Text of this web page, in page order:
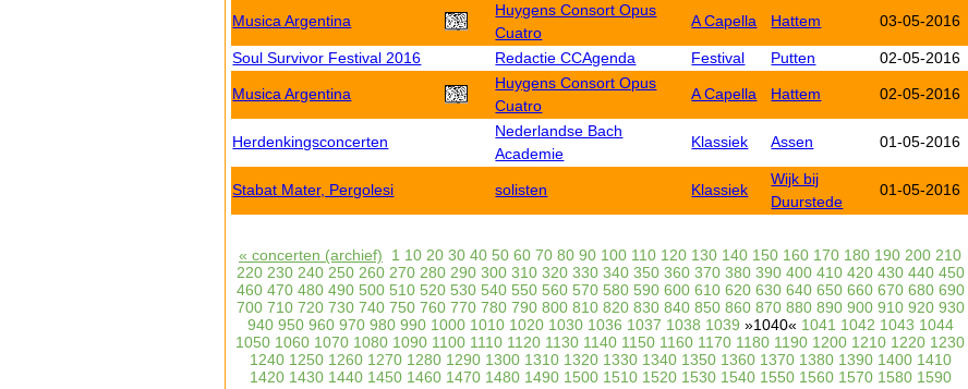
Musica Argentina
Huygens Consort Opus
Cuatro
A Capella Hattem 03-05-2016
Soul Survivor Festival 2016 Redactie CCAgenda Festival Putten 02-05-2016
Musica Argentina
Huygens Consort Opus
Cuatro
A Capella Hattem 02-05-2016
Herdenkingsconcerten
Nederlandse Bach
Academie
Klassiek Assen 01-05-2016
Stabat Mater, Pergolesi solisten Klassiek
Wijk bij
Duurstede
01-05-2016
« concerten (archief) 1 10 20 30 40 50 60 70 80 90 100 110 120 130 140 150 160 170 180 190 200 210
220 230 240 250 260 270 280 290 300 310 320 330 340 350 360 370 380 390 400 410 420 430 440 450
460 470 480 490 500 510 520 530 540 550 560 570 580 590 600 610 620 630 640 650 660 670 680 690
700 710 720 730 740 750 760 770 780 790 800 810 820 830 840 850 860 870 880 890 900 910 920 930
940 950 960 970 980 990 1000 1010 1020 1030 1036 1037 1038 1039 »1040« 1041 1042 1043 1044
1050 1060 1070 1080 1090 1100 1110 1120 1130 1140 1150 1160 1170 1180 1190 1200 1210 1220 1230
1240 1250 1260 1270 1280 1290 1300 1310 1320 1330 1340 1350 1360 1370 1380 1390 1400 1410
1420 1430 1440 1450 1460 1470 1480 1490 1500 1510 1520 1530 1540 1550 1560 1570 1580 1590